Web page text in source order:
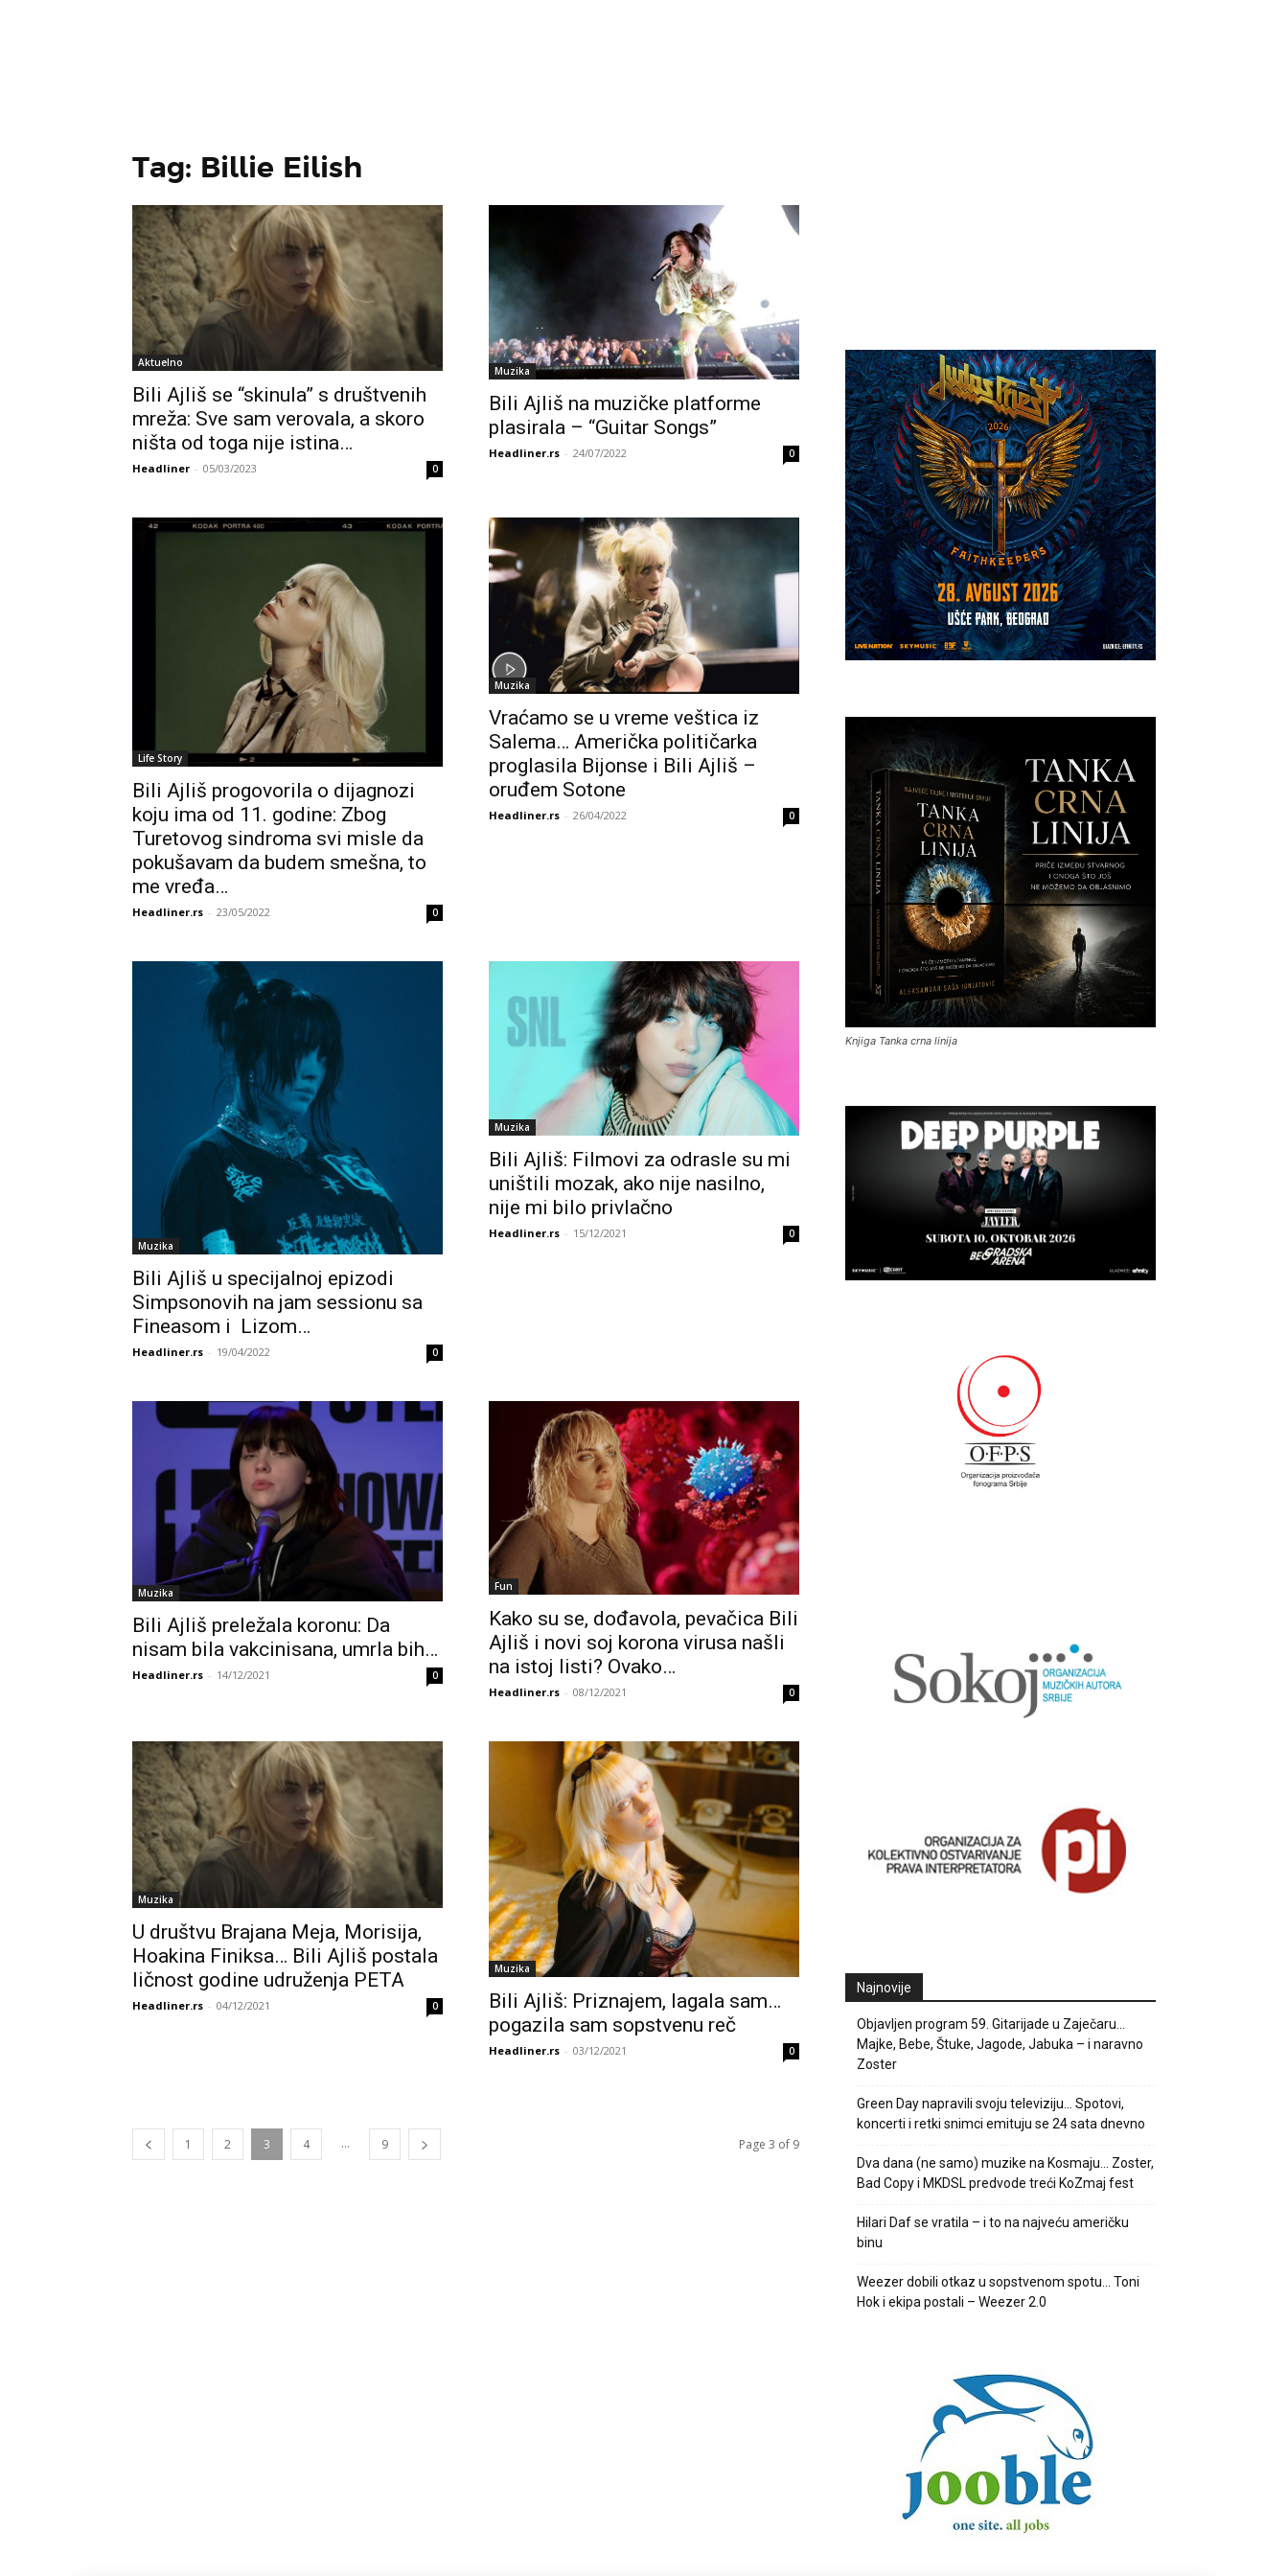
Tag: Billie Eilish
Aktuelno
Bili Ajliš se “skinula” s društvenih
mreža: Sve sam verovala, a skoro
ništa od toga nije istina…
Headliner - 05/03/2023 0
Muzika
Bili Ajliš na muzičke platforme
plasirala – “Guitar Songs”
Headliner.rs - 24/07/2022 0
Life Story
Bili Ajliš progovorila o dijagnozi
koju ima od 11. godine: Zbog
Turetovog sindroma svi misle da
pokušavam da budem smešna, to
me vređa…
Headliner.rs - 23/05/2022 0
Muzika
Vraćamo se u vreme veštica iz
Salema… Američka političarka
proglasila Bijonse i Bili Ajliš –
oruđem Sotone
Headliner.rs - 26/04/2022 0
Muzika
Bili Ajliš u specijalnoj epizodi
Simpsonovih na jam sessionu sa
Fineasom i Lizom…
Headliner.rs - 19/04/2022 0
Muzika
Bili Ajliš: Filmovi za odrasle su mi
uništili mozak, ako nije nasilno,
nije mi bilo privlačno
Headliner.rs - 15/12/2021 0
Muzika
Bili Ajliš preležala koronu: Da
nisam bila vakcinisana, umrla bih…
Headliner.rs - 14/12/2021 0
Fun
Kako su se, dođavola, pevačica Bili
Ajliš i novi soj korona virusa našli
na istoj listi? Ovako…
Headliner.rs - 08/12/2021 0
Muzika
U društvu Brajana Meja, Morisija,
Hoakina Finiksa… Bili Ajliš postala
ličnost godine udruženja PETA
Headliner.rs - 04/12/2021 0
Muzika
Bili Ajliš: Priznajem, lagala sam…
pogazila sam sopstvenu reč
Headliner.rs - 03/12/2021 0
1 2 3 4 ... 9 Page 3 of 9
Knjiga Tanka crna linija
Najnovije
Objavljen program 59. Gitarijade u Zaječaru…
Majke, Bebe, Štuke, Jagode, Jabuka – i naravno
Zoster
Green Day napravili svoju televiziju… Spotovi,
koncerti i retki snimci emituju se 24 sata dnevno
Dva dana (ne samo) muzike na Kosmaju… Zoster,
Bad Copy i MKDSL predvode treći KoZmaj fest
Hilari Daf se vratila – i to na najveću američku
binu
Weezer dobili otkaz u sopstvenom spotu… Toni
Hok i ekipa postali – Weezer 2.0